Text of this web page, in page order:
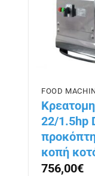
22/1.5hp
προκόπτη
κοπή
756,00€